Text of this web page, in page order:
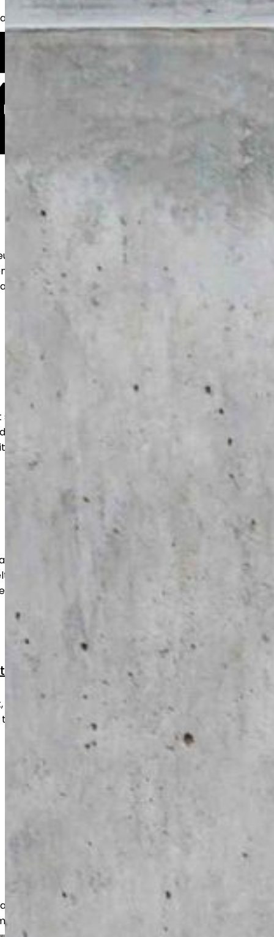
taloyhtiöitä sekä yrityksiä.
kestävät betonilattiat
ja varastoihin. Huolellinen pohjatyö ja
pitkän käyttöiän ja siistin
lattiaa kulutukselta,
Lopputulos on helppohoitoinen,
optimoitu.
betonipinnan tasaiseksi ja
niin uusille kuin vanhoille lattioille
käyttöön.
ja vauriot nopeasti ja
turvalliseen ja toimivaan
yritysasiakkaita sekä olemme
hankeissa.